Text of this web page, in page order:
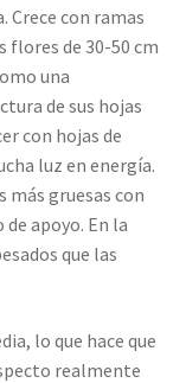
Crece con ramas
flores de 30-50 cm
una
de sus hojas
con hojas de
luz en energía.
más gruesas con
apoyo. En la
que las
lo que hace que
realmente